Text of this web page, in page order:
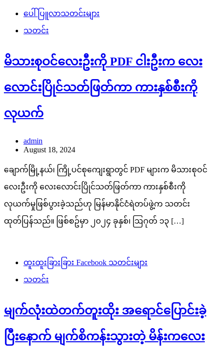
ပေါ်ပြူလာသတင်းများ
သတင်း
မိသားစုဝင်လေးဦးကို PDF ငါးဦးက လေး
လောင်းပြိုင်သတ်ဖြတ်ကာ ကားနှစ်စီးကို
လုယက်
admin
August 18, 2024
ချောက်မြို့နယ်၊ ကြို့ပင်စုကျေးရွာတွင် PDF များက မိသားစုဝင်
လေးဦးကို လေးလောင်းပြိုင်သတ်ဖြတ်ကာ ကားနှစ်စီးကို
လုယက်မှုဖြစ်ပွားခဲ့သည်ဟု မြန်မာနိုင်ငံရဲတပ်ဖွဲ့က သတင်း
ထုတ်ပြန်သည်။ ဖြစ်စဥ်မှာ ၂၀၂၄ ခုနှစ်၊ ဩဂုတ် ၁၃ […]
ထူးထူးခြားခြား Facebook သတင်းများ
သတင်း
မျက်လုံးထဲတက်တူးထိုး အရောင်ပြောင်းခဲ့
ပြီးနောက် မျက်စိကန်းသွားတဲ့ မိန်းကလေး